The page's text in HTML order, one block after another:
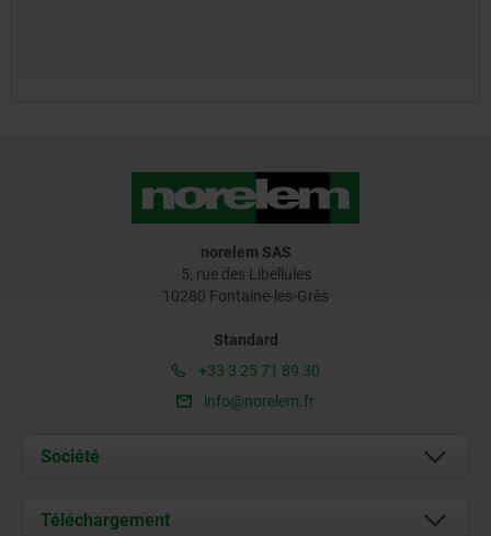
norelem SAS
5, rue des Libellules
10280 Fontaine-les-Grès
Standard
+33 3 25 71 89 30
info@norelem.fr
Société
À propos de nous
Téléchargement